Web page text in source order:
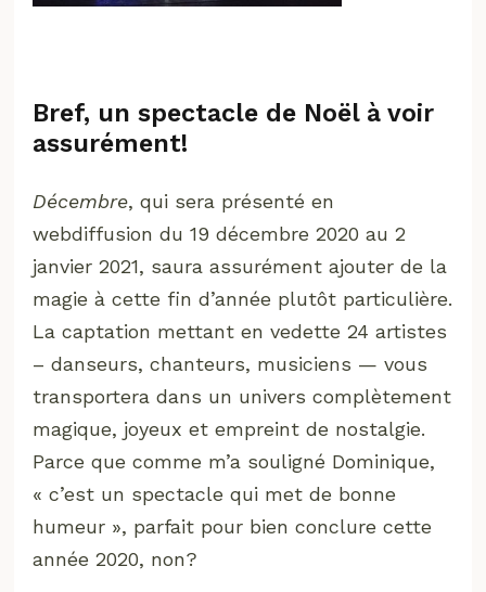
Bref, un spectacle de Noël à voir
assurément!
Décembre, qui sera présenté en
webdiffusion du 19 décembre 2020 au 2
janvier 2021, saura assurément ajouter de la
magie à cette fin d’année plutôt particulière.
La captation mettant en vedette 24 artistes
– danseurs, chanteurs, musiciens — vous
transportera dans un univers complètement
magique, joyeux et empreint de nostalgie.
Parce que comme m’a souligné Dominique,
« c’est un spectacle qui met de bonne
humeur », parfait pour bien conclure cette
année 2020, non?